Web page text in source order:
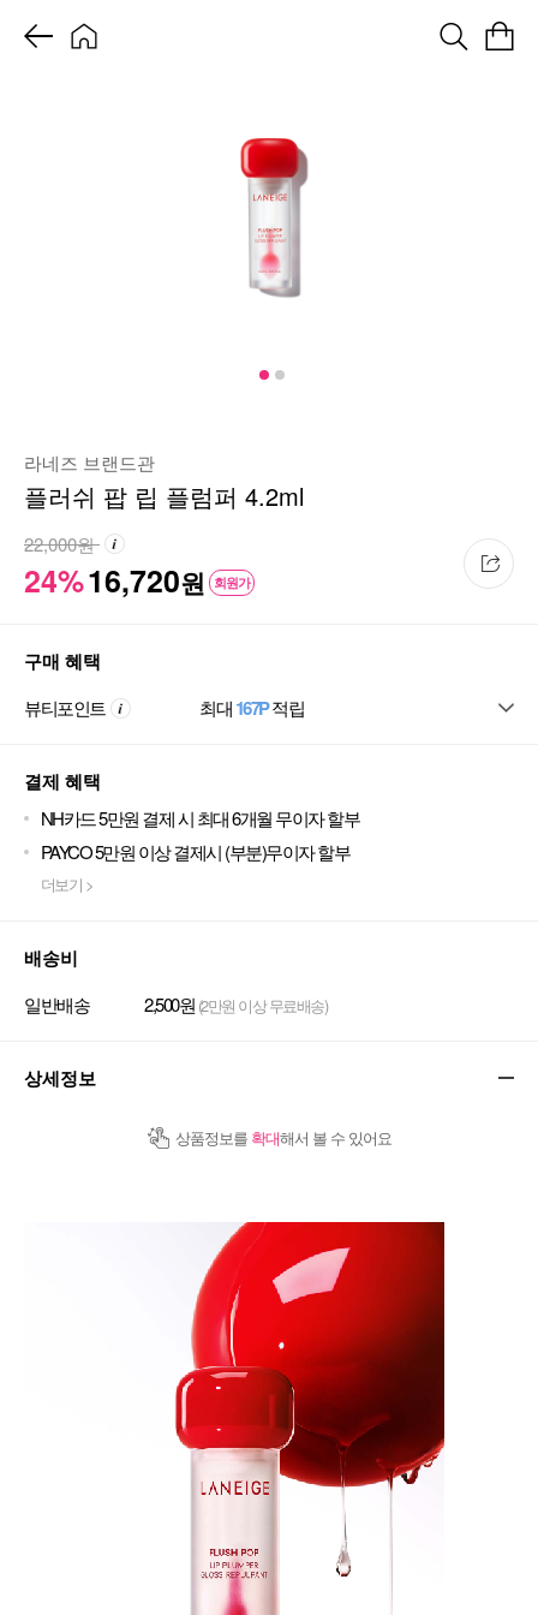
라네즈 브랜드관
플러쉬 팝 립 플럼퍼 4.2ml
24%16,720원 회원가
22,000원
구매 혜택
뷰티포인트 최대167P적립
결제 혜택
NH카드 5만원 결제 시 최대 6개월 무이자 할부
PAYCO 5만원 이상 결제시 (부분)무이자 할부
더보기 >
배송비
일반배송 2,500원 (2만원 이상 무료배송)
상세정보
상품정보를 확대해서 볼 수 있어요